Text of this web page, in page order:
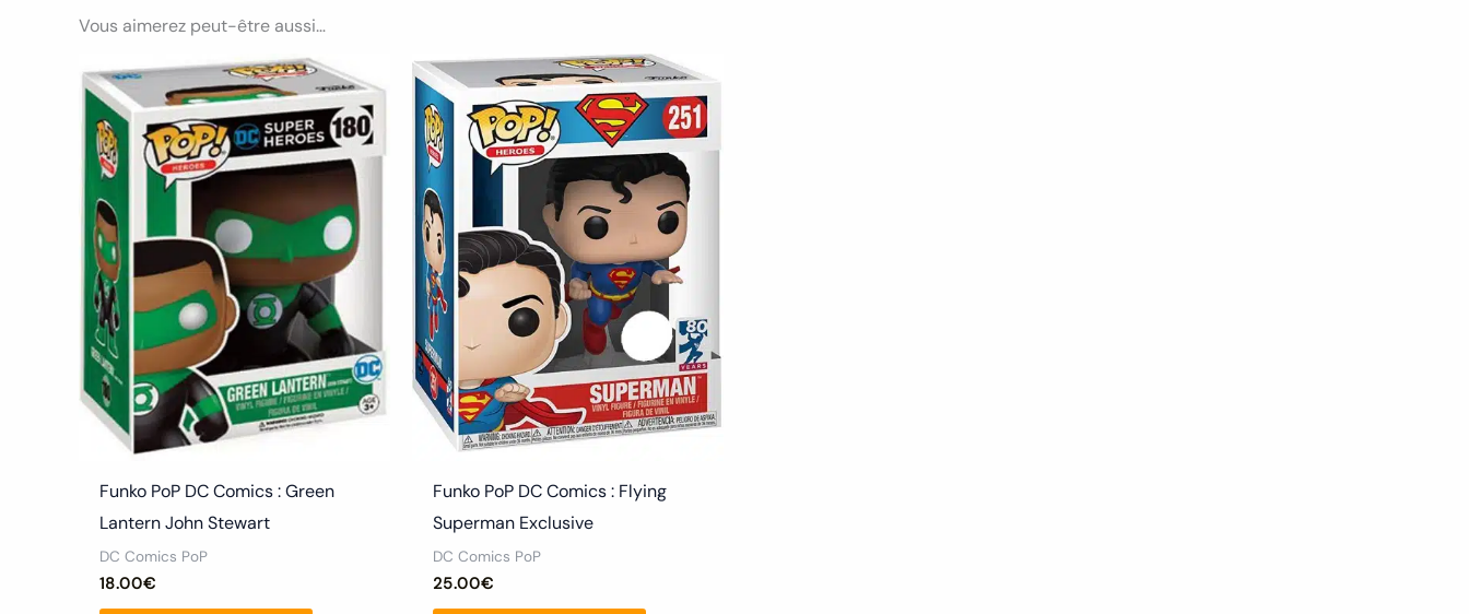
Vous aimerez peut-être aussi…
Funko PoP DC Comics : Green
Lantern John Stewart
DC Comics PoP
18.00€
Funko PoP DC Comics : Flying
Superman Exclusive
DC Comics PoP
25.00€